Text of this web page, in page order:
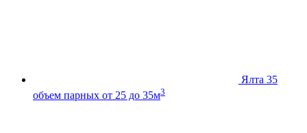
Ялта 35
объем парных от 25 до 35м3